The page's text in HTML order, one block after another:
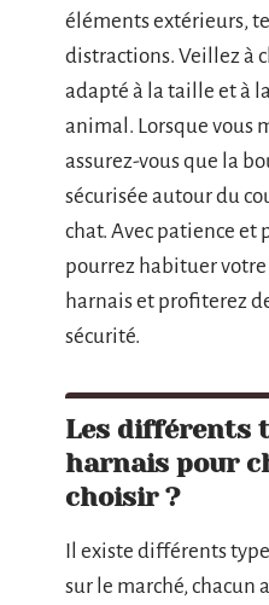
éléments extérieurs,
distractions. Veillez à
adapté à la taille et à
animal. Lorsque vous
assurez-vous que la
sécurisée autour du
chat. Avec patience et
pourrez habituer
harnais et profiterez
sécurité.
Les différents
harnais pour
choisir ?
Il existe différents
sur le marché, chacun